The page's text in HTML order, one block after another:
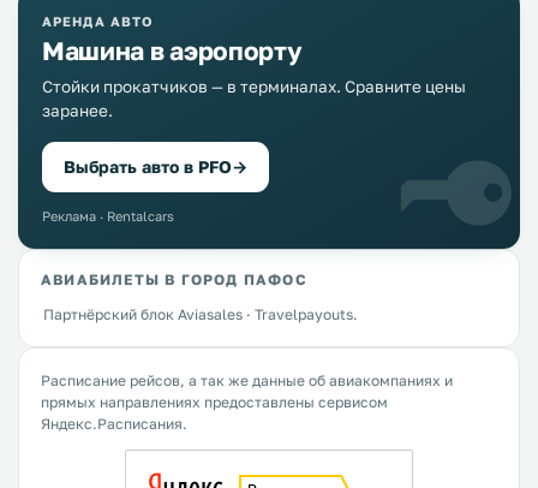
АРЕНДА АВТО
Машина в аэропорту
Стойки прокатчиков — в терминалах. Сравните цены
заранее.
Выбрать авто в PFO→
Реклама · Rentalcars
АВИАБИЛЕТЫ В ГОРОД ПАФОС
Партнёрский блок Aviasales · Travelpayouts.
Расписание рейсов, а так же данные об авиакомпаниях и
прямых направлениях предоставлены сервисом
Яндекс.Расписания.